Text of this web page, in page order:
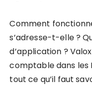
Comment
s’adresse-t-elle ?
d’application ?
comptable dans les
tout ce qu’il faut